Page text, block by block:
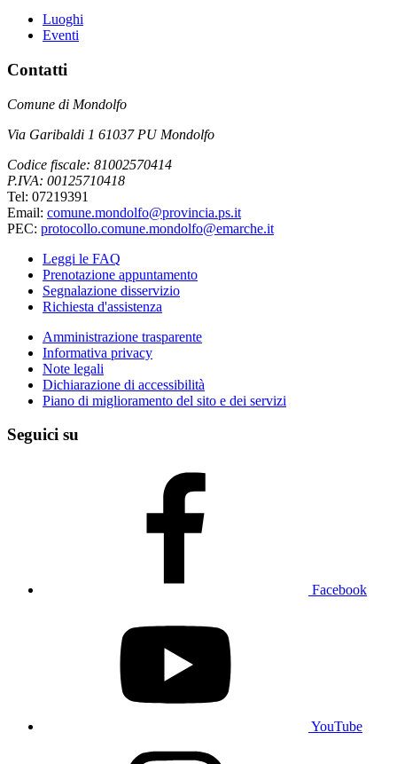
Luoghi
Eventi
Contatti
Comune di Mondolfo
Via Garibaldi 1 61037 PU Mondolfo
Codice fiscale: 81002570414
P.IVA: 00125710418
Tel: 07219391
Email: comune.mondolfo@provincia.ps.it
PEC: protocollo.comune.mondolfo@emarche.it
Leggi le FAQ
Prenotazione appuntamento
Segnalazione disservizio
Richiesta d'assistenza
Amministrazione trasparente
Informativa privacy
Note legali
Dichiarazione di accessibilità
Piano di miglioramento del sito e dei servizi
Seguici su
Facebook
YouTube